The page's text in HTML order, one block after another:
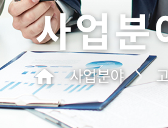
사업분
사업분야